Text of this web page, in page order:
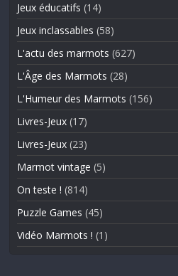
Jeux éducatifs (14)
Jeux inclassables (58)
L'actu des marmots (627)
L'Âge des Marmots (28)
L'Humeur des Marmots (156)
Livres-Jeux (17)
Livres-Jeux (23)
Marmot vintage (5)
On teste ! (814)
Puzzle Games (45)
Vidéo Marmots ! (1)